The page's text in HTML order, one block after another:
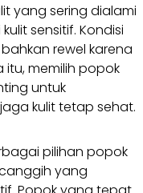
yang sering dialami
sensitif. Kondisi
rewel karena
itu, memilih popok
untuk
kulit tetap sehat.
pilihan popok
yang